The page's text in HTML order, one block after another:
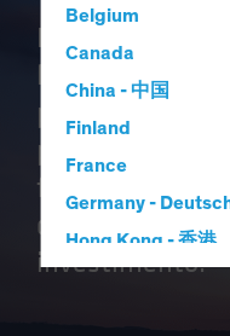
Belgium
Canada
China - 中国
Finland
France
Germany -
Hong Kong - 香港
Hungary
Ricerca
lungimirante:
per elaborare
prodotti globali
fisso, finalizzati
dei più diversi
investimento.